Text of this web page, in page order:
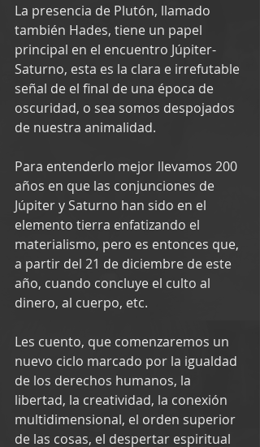
La presencia de Plutón, llamado
también Hades, tiene un papel
principal en el encuentro Júpiter-
Saturno, esta es la clara e irrefutable
señal de el final de una época de
oscuridad, o sea somos despojados
de nuestra animalidad.
Para entenderlo mejor llevamos 200
años en que las conjunciones de
Júpiter y Saturno han sido en el
elemento tierra enfatizando el
materialismo, pero es entonces que,
a partir del 21 de diciembre de este
año, cuando concluye el culto al
dinero, al cuerpo, etc.
Les cuento, que comenzaremos un
nuevo ciclo marcado por la igualdad
de los derechos humanos, la
libertad, la creatividad, la conexión
multidimensional, el orden superior
de las cosas, el despertar espiritual